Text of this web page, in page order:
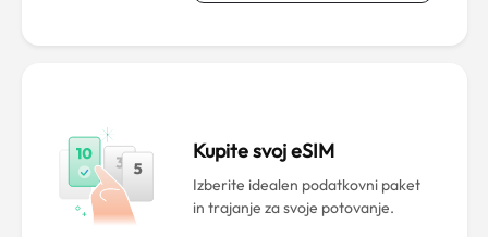
Kupite svoj eSIM
Izberite idealen podatkovni paket
in trajanje za svoje potovanje.